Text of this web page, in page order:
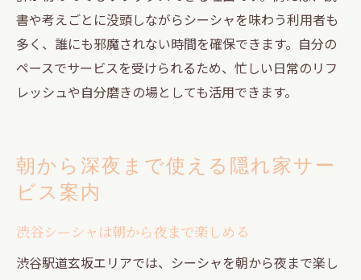
書や考えごとに没頭しながらシーシャを味わう利用者も
多く、誰にも邪魔されない時間を確保できます。自分の
ペースでサービスを受けられるため、忙しい日常のリフ
レッシュや自分磨きの場としても活用できます。
朝から深夜まで使える隠れ家サー
ビス案内
渋谷シーシャは朝から夜まで楽しめる
渋谷駅道玄坂エリアでは、シーシャを朝から夜まで楽し